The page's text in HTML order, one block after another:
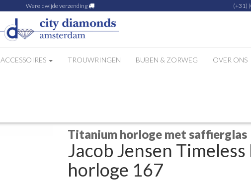
Wereldwijde verzending (+31)
ACCESSOIRES TROUWRINGEN BUBEN & ZORWEG OVER ONS
Titanium horloge met saffierglas
Jacob Jensen
horloge 167